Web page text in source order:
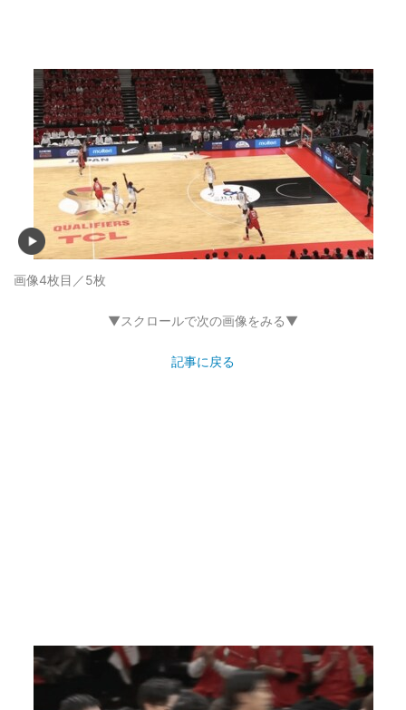
画像4枚目／5枚
▼スクロールで次の画像をみる▼
記事に戻る